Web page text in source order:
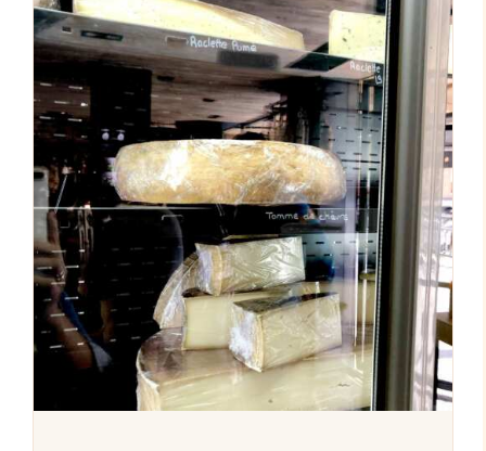
AJOUTER AU PANIER
/
DÉTAILS